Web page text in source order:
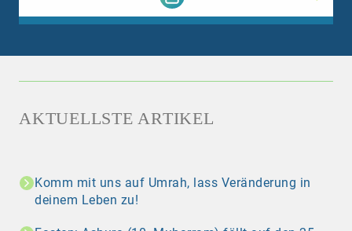
AKTUELLSTE ARTIKEL
Komm mit uns auf Umrah, lass Veränderung in
deinem Leben zu!